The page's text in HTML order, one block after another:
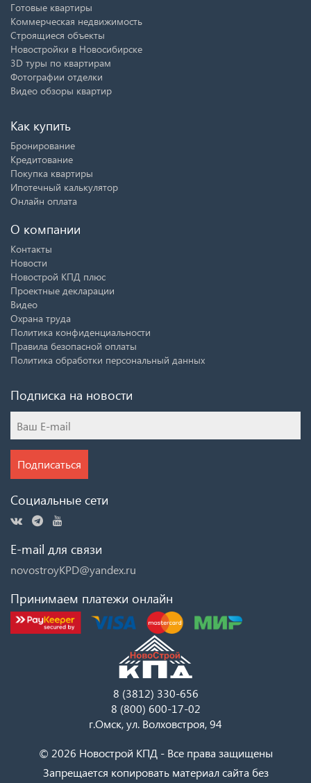
Готовые квартиры
Коммерческая недвижимость
Строящиеся объекты
Новостройки в Новосибирске
3D туры по квартирам
Фотографии отделки
Видео обзоры квартир
Как купить
Бронирование
Кредитование
Покупка квартиры
Ипотечный калькулятор
Онлайн оплата
О компании
Контакты
Новости
Новострой КПД плюс
Проектные декларации
Видео
Охрана труда
Политика конфиденциальности
Правила безопасной оплаты
Политика обработки персональный данных
Подписка на новости
Подписаться
Социальные сети
E-mail для связи
novostroyKPD@yandex.ru
Принимаем платежи онлайн
8 (3812) 330-656
8 (800) 600-17-02
г.Омск, ул. Волховстроя, 94
© 2026 Новострой КПД - Все права защищены
Запрещается копировать материал сайта без